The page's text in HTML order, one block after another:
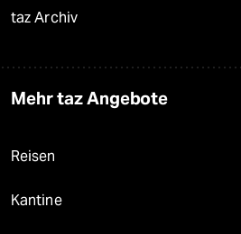
taz Archiv
Mehr taz Angebote
Reisen
Kantine